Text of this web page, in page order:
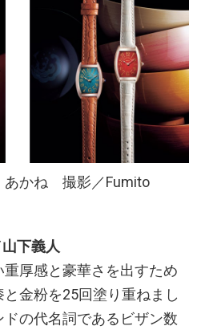
あかね 撮影／Fumito
下義人
重厚感と豪華さを出すため
金粉を25回塗り重ねまし
の代名詞であるビザン数